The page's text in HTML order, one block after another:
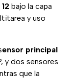
bajo la capa
y uso
ensor principal
y dos sensores
que la